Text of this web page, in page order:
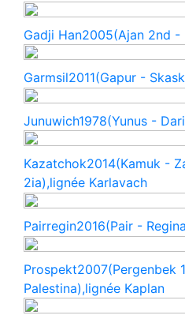
Gadji Han2005(Ajan 2nd -
Garmsil2011(Gapur -
Junuwich1978(Yunus -
Kazatchok2014(Kamuk -
2ia),lignée Karlavach
Pairregin2016(Pair -
Prospekt2007(Pergenbek
Palestina),lignée Kaplan